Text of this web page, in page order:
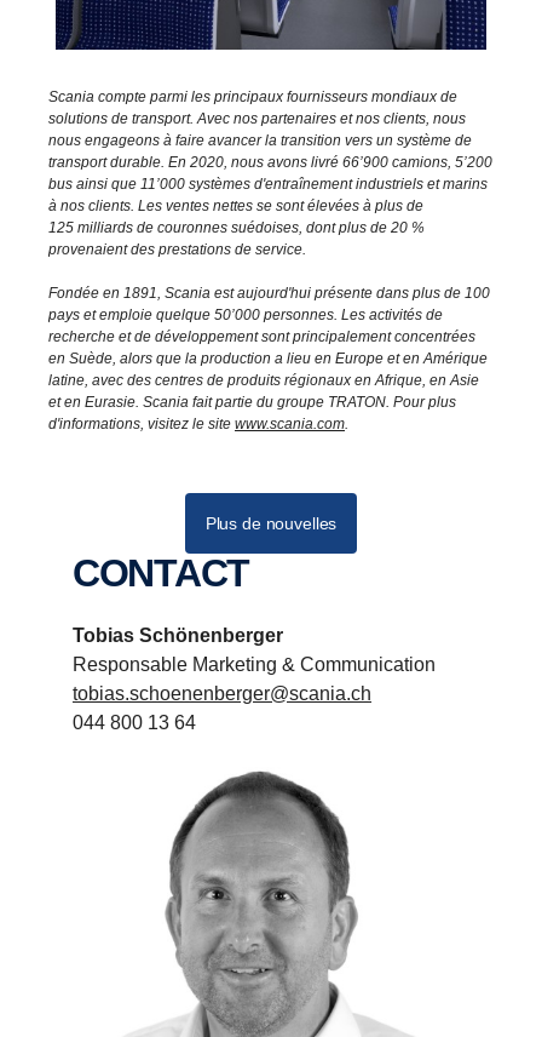
Scania compte parmi les principaux fournisseurs mondiaux de
solutions de transport. Avec nos partenaires et nos clients, nous
nous engageons à faire avancer la transition vers un système de
transport durable. En 2020, nous avons livré 66’900 camions, 5’200
bus ainsi que 11’000 systèmes d'entraînement industriels et marins
à nos clients. Les ventes nettes se sont élevées à plus de
125 milliards de couronnes suédoises, dont plus de 20 %
provenaient des prestations de service.
Fondée en 1891, Scania est aujourd'hui présente dans plus de 100
pays et emploie quelque 50’000 personnes. Les activités de
recherche et de développement sont principalement concentrées
en Suède, alors que la production a lieu en Europe et en Amérique
latine, avec des centres de produits régionaux en Afrique, en Asie
et en Eurasie. Scania fait partie du groupe TRATON. Pour plus
d'informations, visitez le site www.scania.com
Plus de nouvelles
CONTACT
Tobias Schönenberger
Responsable Marketing & Communication
tobias.schoenenberger@scania.ch
044 800 13 64